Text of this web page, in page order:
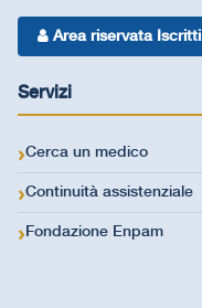
Area riservata Iscritti
Servizi
Cerca un medico
Continuità assistenziale
Fondazione Enpam